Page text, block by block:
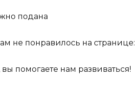
подана
не понравилось на странице:
помогаете нам развиваться!